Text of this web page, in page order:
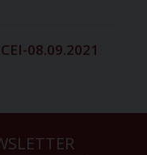
08.09.2021